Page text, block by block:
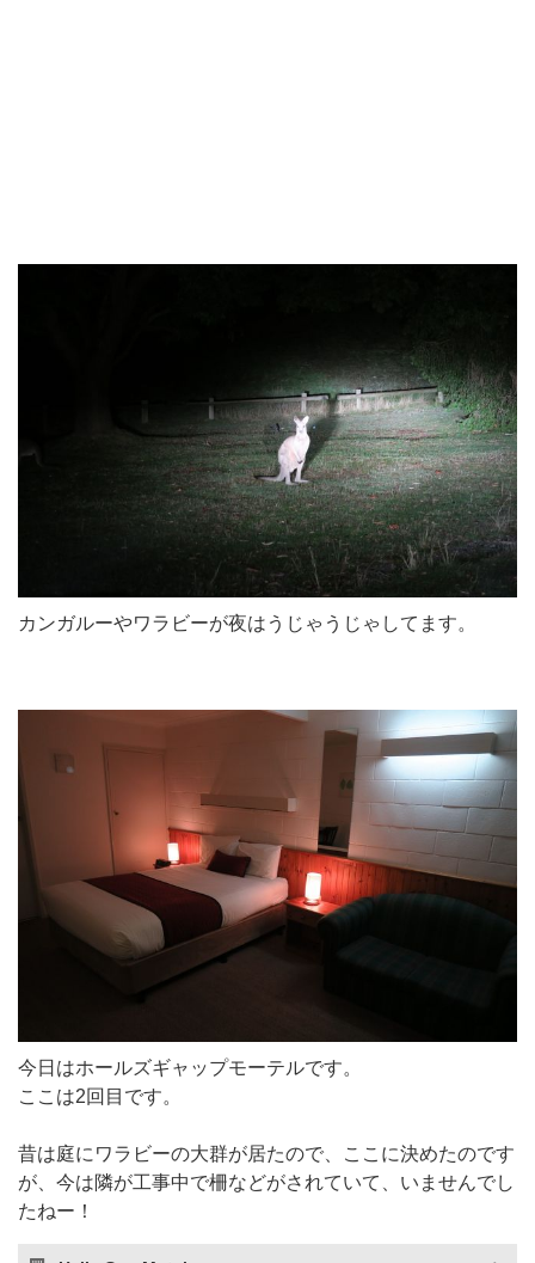
カンガルーやワラビーが夜はうじゃうじゃしてます。
今日はホールズギャップモーテルです。
ここは2回目です。
昔は庭にワラビーの大群が居たので、ここに決めたのです
が、今は隣が工事中で柵などがされていて、いませんでし
たねー！